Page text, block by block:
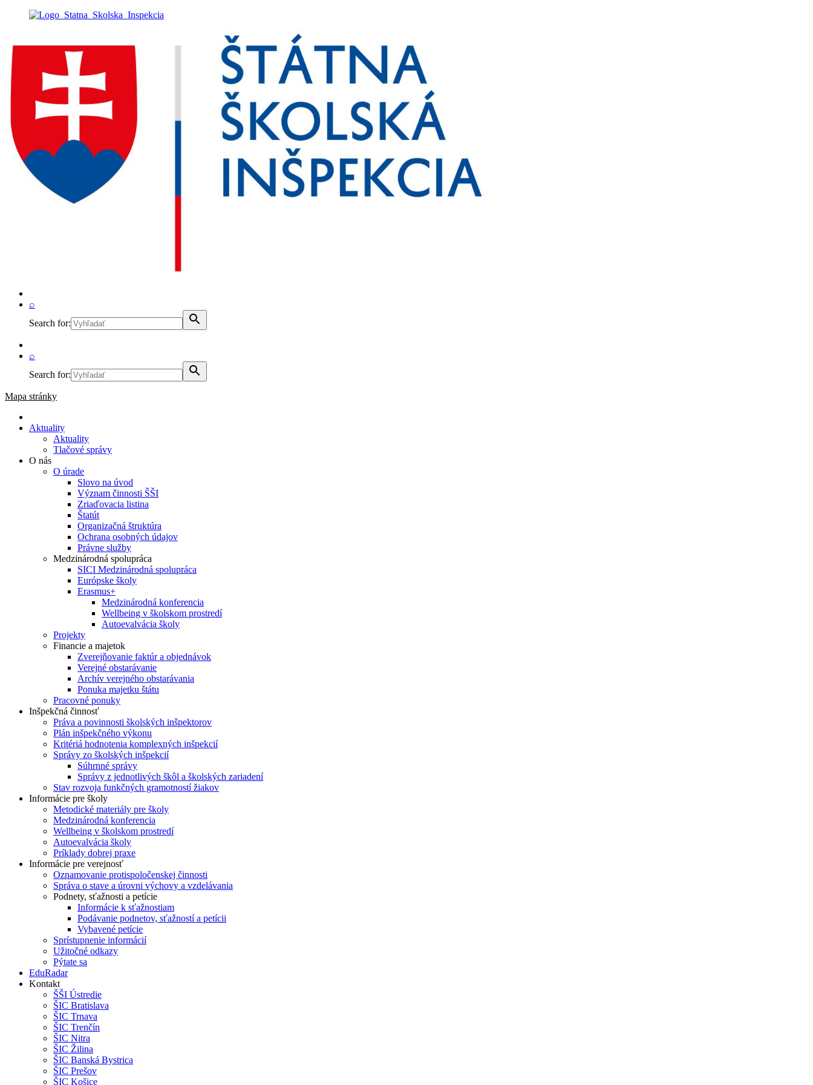
⌕
Search for:
⌕
Search for:
Mapa stránky
Aktuality
Aktuality
Tlačové správy
O nás
O úrade
Slovo na úvod
Význam činnosti ŠŠI
Zriaďovacia listina
Štatút
Organizačná štruktúra
Ochrana osobných údajov
Právne služby
Medzinárodná spolupráca
SICI Medzinárodná spolupráca
Európske školy
Erasmus+
Medzinárodná konferencia
Wellbeing v školskom prostredí
Autoevalvácia školy
Projekty
Financie a majetok
Zverejňovanie faktúr a objednávok
Verejné obstarávanie
Archív verejného obstarávania
Ponuka majetku štátu
Pracovné ponuky
Inšpekčná činnosť
Práva a povinnosti školských inšpektorov
Plán inšpekčného výkonu
Kritériá hodnotenia komplexných inšpekcií
Správy zo školských inšpekcií
Súhrnné správy
Správy z jednotlivých škôl a školských zariadení
Stav rozvoja funkčných gramotností žiakov
Informácie pre školy
Metodické materiály pre školy
Medzinárodná konferencia
Wellbeing v školskom prostredí
Autoevalvácia školy
Príklady dobrej praxe
Informácie pre verejnosť
Oznamovanie protispoločenskej činnosti
Správa o stave a úrovni výchovy a vzdelávania
Podnety, sťažnosti a petície
Informácie k sťažnostiam
Podávanie podnetov, sťažností a petícii
Vybavené petície
Sprístupnenie informácií
Užitočné odkazy
Pýtate sa
EduRadar
Kontakt
ŠŠI Ústredie
ŠIC Bratislava
ŠIC Trnava
ŠIC Trenčín
ŠIC Nitra
ŠIC Žilina
ŠIC Banská Bystrica
ŠIC Prešov
ŠIC Košice